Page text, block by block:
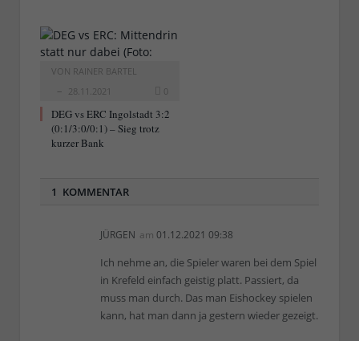
VON RAINER BARTEL
28.11.2021
0
DEG vs ERC Ingolstadt 3:2
(0:1/3:0/0:1) – Sieg trotz
kurzer Bank
1 KOMMENTAR
JÜRGEN am 01.12.2021 09:38
Ich nehme an, die Spieler waren bei dem Spiel
in Krefeld einfach geistig platt. Passiert, da
muss man durch. Das man Eishockey spielen
kann, hat man dann ja gestern wieder gezeigt.